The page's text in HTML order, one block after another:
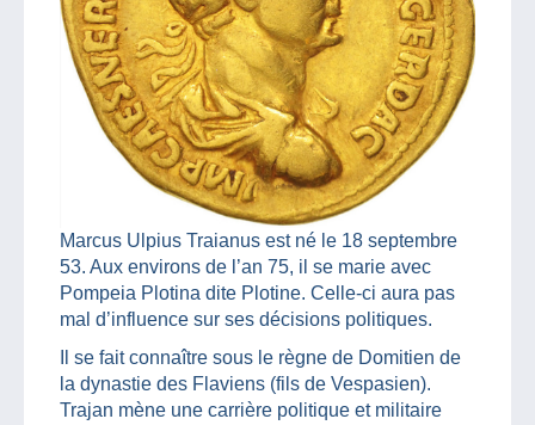
Marcus Ulpius Traianus est né le 18 septembre
53. Aux environs de l’an 75, il se marie avec
Pompeia Plotina dite Plotine. Celle-ci aura pas
mal d’influence sur ses décisions politiques.
Il se fait connaître sous le règne de Domitien de
la dynastie des Flaviens (fils de Vespasien).
Trajan mène une carrière politique et militaire